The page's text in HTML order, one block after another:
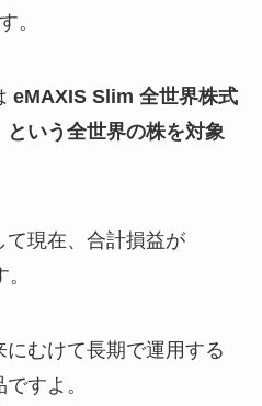
。
eMAXIS Slim 全世界株式
という全世界の株を対象
現在、合計損益が
むけて長期で運用する
すよ。